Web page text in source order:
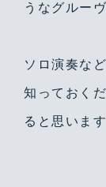
うなグルー
ソロ演奏な
知っておく
ると思います